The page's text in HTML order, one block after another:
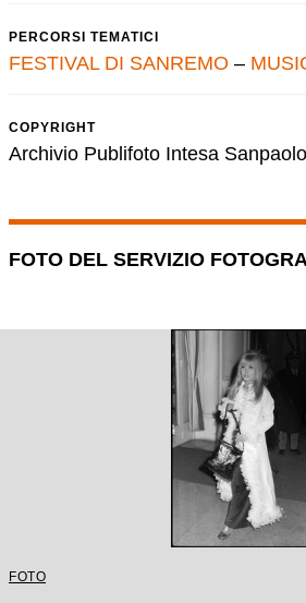
PERCORSI TEMATICI
FESTIVAL DI SANREMO –
COPYRIGHT
Archivio Publifoto Intesa Sanpaolo
FOTO DEL SERVIZIO
FOTO